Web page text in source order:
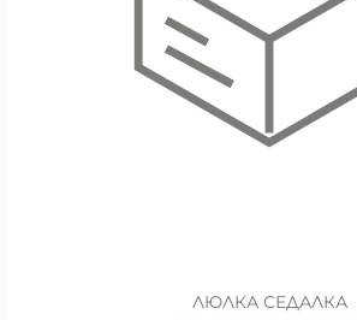
ЛЮЛКА СЕДАЛКА